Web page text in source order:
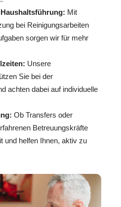
Mit
bei Reinigungsarbeiten
sorgen wir für mehr
Unsere
Sie bei der
achten dabei auf individuelle
Ob Transfers oder
Betreuungskräfte
und helfen Ihnen, aktiv zu